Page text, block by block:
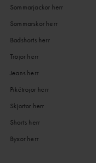
Sommarjackor herr
Sommarskor herr
Badshorts herr
Tröjor herr
Jeans herr
Pikétröjor herr
Skjortor herr
Shorts herr
Byxor herr